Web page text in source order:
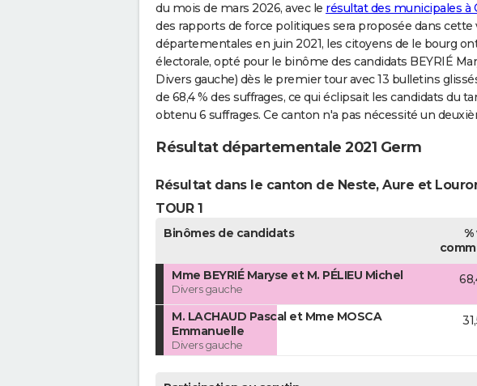
du mois de mars 2026, avec le résultat des municipales à
des rapports de force politiques sera proposée dans cette
départementales en juin 2021, les citoyens de le bourg
électorale, opté pour le binôme des candidats BEYRIÉ
Divers gauche) dès le premier tour avec 13 bulletins
de 68,4 % des suffrages, ce qui éclipsait les candidats du
obtenu 6 suffrages. Ce canton n'a pas nécessité un
Résultat départementale 2021 Germ
Résultat dans le canton de Neste, Aure et
TOUR 1
Binômes de candidats
%
Mme BEYRIÉ Maryse et M. PÉLIEU Michel
Divers gauche
M. LACHAUD Pascal et Mme MOSCA
Emmanuelle
Divers gauche